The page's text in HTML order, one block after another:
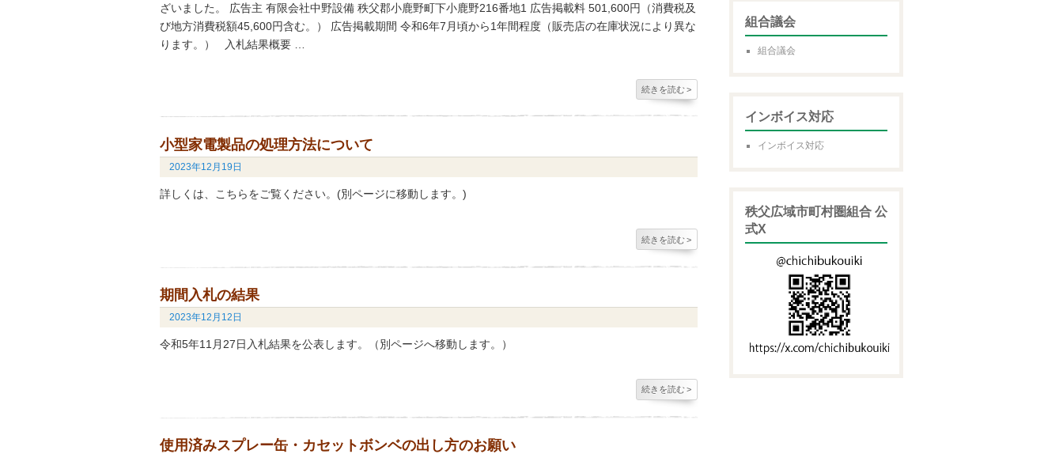
ざいました。 広告主 有限会社中野設備 秩父郡小鹿野町下小鹿野216番地1 広告掲載料 501,600円（消費税及
び地方消費税額45,600円含む。） 広告掲載期間 令和6年7月頃から1年間程度（販売店の在庫状況により異な
ります。） 入札結果概要 …
続きを読む >
小型家電製品の処理方法について
2023年12月19日
詳しくは、こちらをご覧ください。(別ページに移動します。)
続きを読む >
期間入札の結果
2023年12月12日
令和5年11月27日入札結果を公表します。（別ページへ移動します。）
続きを読む >
使用済みスプレー缶・カセットボンベの出し方のお願い
組合議会
組合議会
インボイス対応
インボイス対応
秩父広域市町村圏組合 公
式X